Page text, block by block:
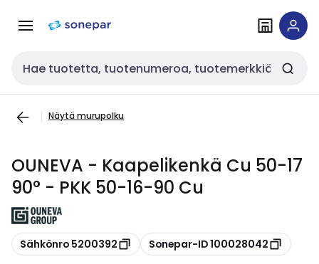
navigointiinsisältöön
Haku
Näytä murupolku
OUNEVA - Kaapelikenkä Cu 50-17
90° - PKK 50-16-90 Cu
Kopioi
Sähkönro 5200392 Kopioi
Sonepar-ID 100028042